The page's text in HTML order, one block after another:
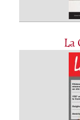
La